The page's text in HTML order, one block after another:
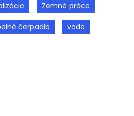
Zemné práce
čerpadlo voda